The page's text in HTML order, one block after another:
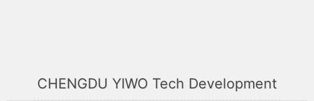
CHENGDU YIWO Tech Development